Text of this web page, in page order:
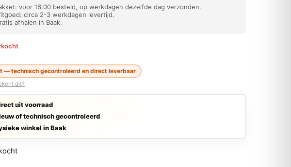
voor 16:00 besteld, op werkdagen dezelfde dag verzonden.
circa 2-3 werkdagen levertijd.
afhalen in Baak.
— technisch gecontroleerd en direct leverbaar
dit?
uit voorraad
of technisch gecontroleerd
winkel in Baak